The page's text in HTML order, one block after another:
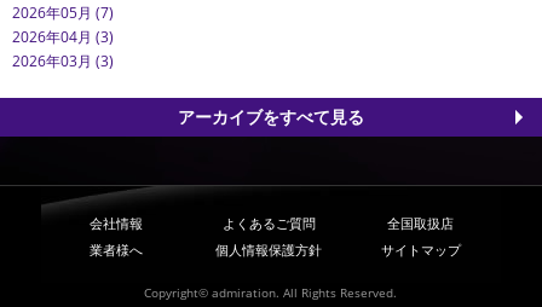
2026年05月 (7)
2026年04月 (3)
2026年03月 (3)
アーカイブをすべて見る
会社情報 よくあるご質問
全国取扱店
業者様へ
個人情報保護方針 サイトマップ
Copyright© admiration. All Rights Reserved.